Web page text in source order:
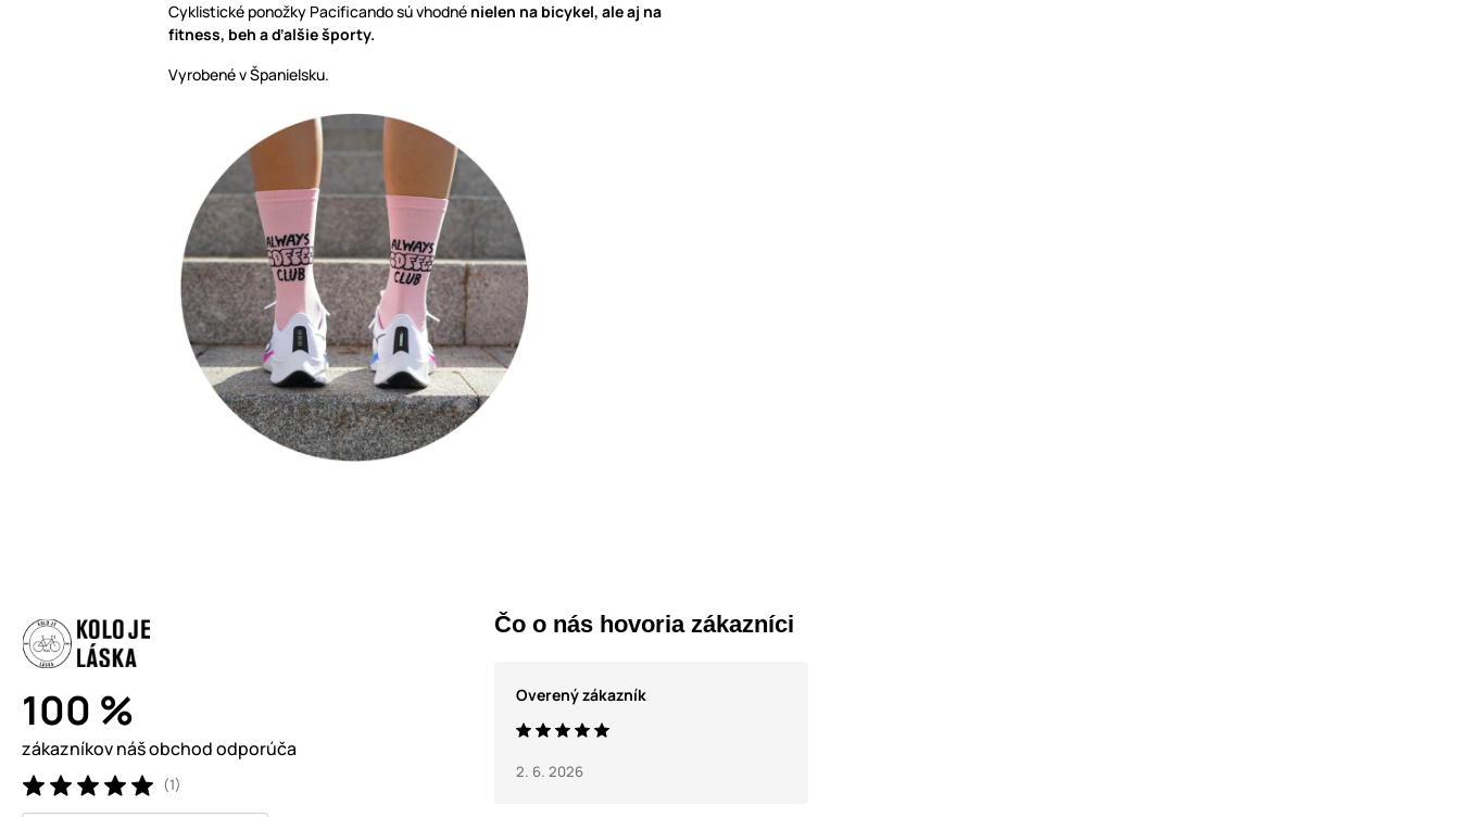
Cyklistické ponožky Pacificando sú vhodné nielen na bicykel, ale aj na
fitness, beh a ďalšie športy.
Vyrobené v Španielsku.
100 %
zákazníkov náš obchod odporúča
(1)
Čo o nás hovoria zákazníci
Overený zákazník
2. 6. 2026